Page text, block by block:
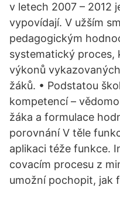
v letech 2007 – 2012
vypovídají. V užším
pedagogickým
systematický proces,
výkonů
žáků. • Podstatou
kompetencí –
žáka a formulace
porovnání V těle
aplikaci téže funkce.
covacím procesu z
umožní pochopit, jak